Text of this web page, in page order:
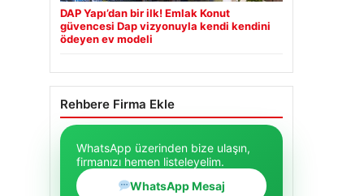
DAP Yapı’dan bir ilk! Emlak Konut
güvencesi Dap vizyonuyla kendi kendini
ödeyen ev modeli
Rehbere Firma Ekle
WhatsApp üzerinden bize ulaşın,
firmanızı hemen listeleyelim.
WhatsApp Mesaj